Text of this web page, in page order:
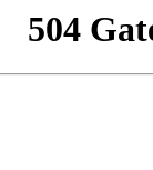
504